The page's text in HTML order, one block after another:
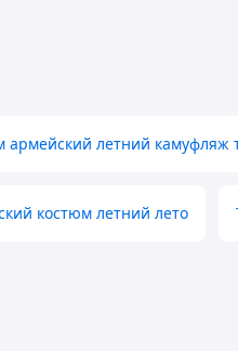
армейский летний камуфляж
костюм летний лето